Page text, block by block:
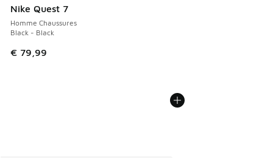
Nike Quest 7
Homme Chaussures
Black - Black
€ 79,99